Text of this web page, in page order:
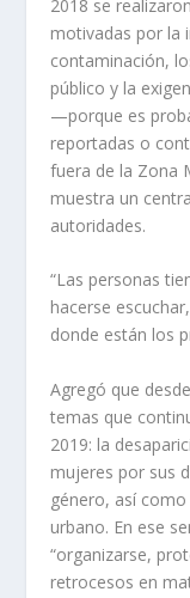
2018 se
motivadas por la
contaminación,
público y la
—porque es
reportadas o
fuera de la Zona
muestra un
autoridades.
“Las personas
hacerse
donde están los
Agregó que
temas que
2019: la
mujeres por sus
género, así
urbano. En ese
“organizarse,
retrocesos en